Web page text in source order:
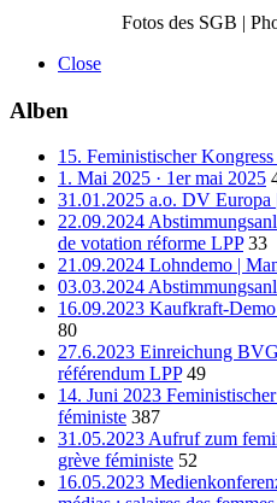
Fotos des SGB |
Close
Alben
15. Feministischer
1. Mai 2025 · 1er mai 2025
31.01.2025 a.o. DV
22.09.2024
de votation réforme LPP 33
21.09.2024 Lohndemo |
03.03.2024
16.09.2023 Kaufkraft-
80
27.6.2023 Einreichung
référendum LPP 49
14. Juni 2023
féministe 387
31.05.2023 Aufruf zum
grève féministe 52
16.05.2023